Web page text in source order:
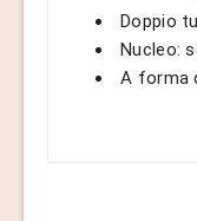
Doppio
Nucleo:
A forma